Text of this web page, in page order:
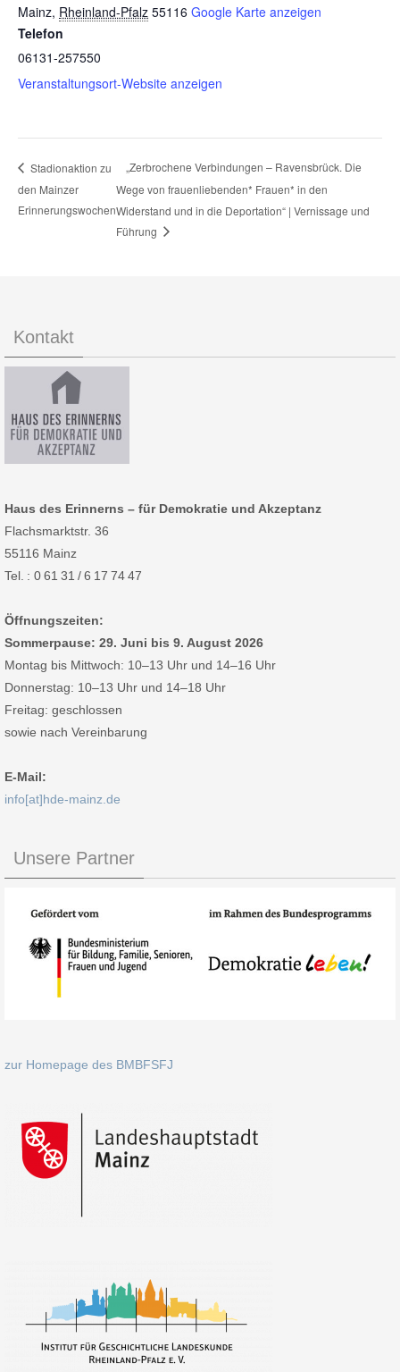
Mainz, Rheinland-Pfalz 55116 Google Karte anzeigen
Telefon
06131-257550
Veranstaltungsort-Website anzeigen
Stadionaktion zu
den Mainzer
Erinnerungswochen
„Zerbrochene Verbindungen – Ravensbrück. Die
Wege von frauenliebenden* Frauen* in den
Widerstand und in die Deportation“ | Vernissage und
Führung
Kontakt
Haus des Erinnerns – für Demokratie und Akzeptanz
Flachsmarktstr. 36
55116 Mainz
Tel. : 0 61 31 / 6 17 74 47
Öffnungszeiten:
Sommerpause: 29. Juni bis 9. August 2026
Montag bis Mittwoch: 10–13 Uhr und 14–16 Uhr
Donnerstag: 10–13 Uhr und 14–18 Uhr
Freitag: geschlossen
sowie nach Vereinbarung
E-Mail:
info[at]hde-mainz.de
Unsere Partner
zur Homepage des BMBFSFJ